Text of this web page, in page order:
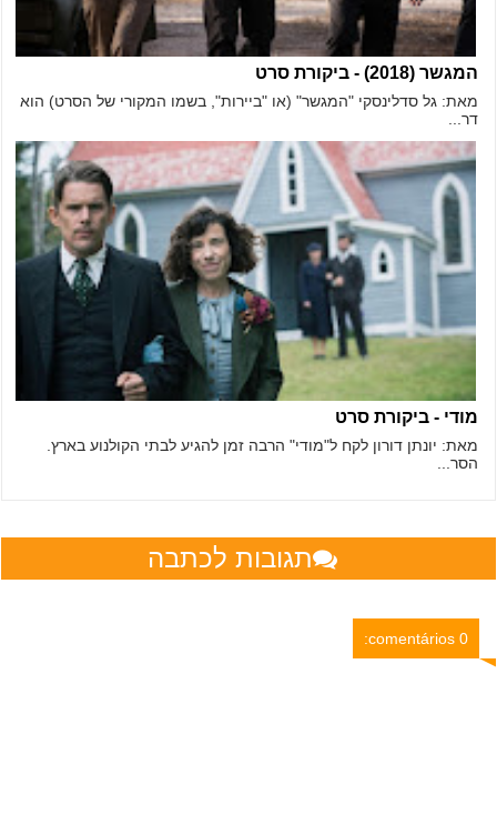
המגשר (2018) - ביקורת סרט
מאת: גל סדלינסקי "המגשר" (או "ביירות", בשמו המקורי של הסרט) הוא
דר...
מודי - ביקורת סרט
מאת: יונתן דורון לקח ל"מודי" הרבה זמן להגיע לבתי הקולנוע בארץ.
הסר...
תגובות לכתבה
0 comentários: